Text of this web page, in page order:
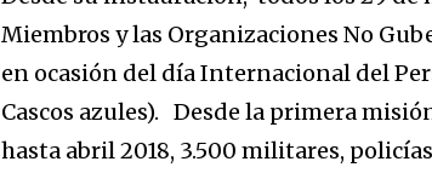
Miembros y las Organizaciones No
en ocasión del día Internacional del
Cascos azules). Desde la primera
hasta abril 2018, 3.500 militares,